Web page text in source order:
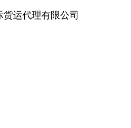
运代理有限公司